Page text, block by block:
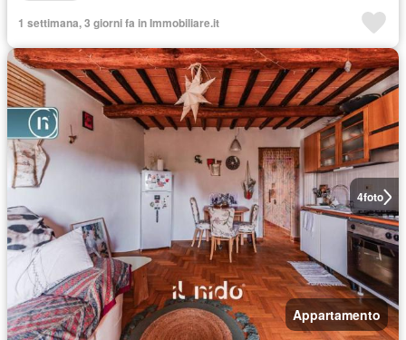
1 settimana, 3 giorni fa in Immobiliare.it
4foto
Appartamento